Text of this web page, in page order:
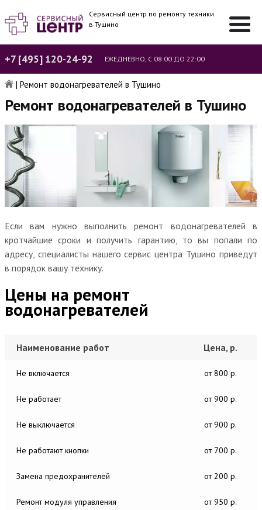
Сервисный центр по ремонту техники
в Тушино
+7 [495] 120-24-92 ЕЖЕДНЕВНО, С 08:00 ДО 22:00
| Ремонт водонагревателей в Тушино
Ремонт водонагревателей в Тушино
Если вам нужно выполнить ремонт водонагревателей в
кротчайшие сроки и получить гарантию, то вы попали по
адресу, специалисты нашего сервис центра Тушино приведут
в порядок вашу технику.
Цены на ремонт
водонагревателей
Наименование работ Цена, р.
Не включается от 800 р.
Не работает от 900 р.
Не выключается от 900 р.
Не работают кнопки от 700 р.
Замена предохранителей от 200 р.
Ремонт модуля управления от 950 р.